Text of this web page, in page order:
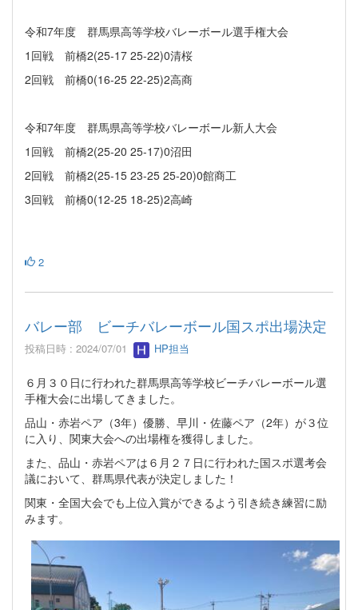
令和7年度 群馬県高等学校バレーボール選手権大会
1回戦 前橋2(25-17 25-22)0清桜
2回戦 前橋0(16-25 22-25)2高商
令和7年度 群馬県高等学校バレーボール新人大会
1回戦 前橋2(25-20 25-17)0沼田
2回戦 前橋2(25-15 23-25 25-20)0館商工
3回戦 前橋0(12-25 18-25)2高崎
2
バレー部 ビーチバレーボール国スポ出場決定
投稿日時 : 2024/07/01 HP担当
６月３０日に行われた群馬県高等学校ビーチバレーボール選
手権大会に出場してきました。
品山・赤岩ペア（3年）優勝、早川・佐藤ペア（2年）が３位
に入り、関東大会への出場権を獲得しました。
また、品山・赤岩ペアは６月２７日に行われた国スポ選考会
議において、群馬県代表が決定しました！
関東・全国大会でも上位入賞ができるよう引き続き練習に励
みます。